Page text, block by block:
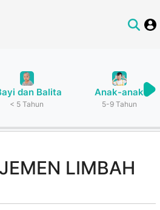
dan Balita
< 5 Tahun
Anak-anak
5-9 Tahun
LIMBAH